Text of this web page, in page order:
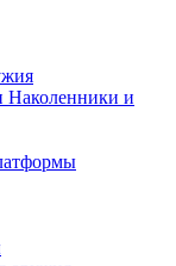
Наколенники и